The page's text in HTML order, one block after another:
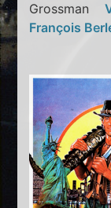
Grossman
François